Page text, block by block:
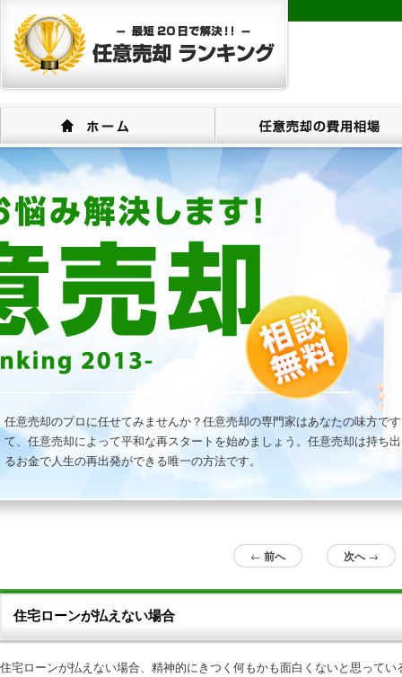
任意売却のプロに任せてみませんか？任意売却の専門家はあなたの味方で
て、任意売却によって平和な再スタートを始めましょう。任意売却は持ち
るお金で人生の再出発ができる唯一の方法です。
← 前へ 次へ→
住宅ローンが払えない場合
住宅ローンが払えない場合、精神的にきつく何もかも面白くないと思って